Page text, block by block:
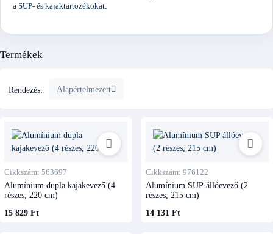
a SUP- és kajaktartozékokat
Termékek
Rendezés: Alapértelmezett
Cikkszám: 563697
Alumínium dupla kajakevező (4
részes, 220 cm)
15 829 Ft
Cikkszám: 976122
Alumínium SUP állóevező (2
részes, 215 cm)
14 131 Ft